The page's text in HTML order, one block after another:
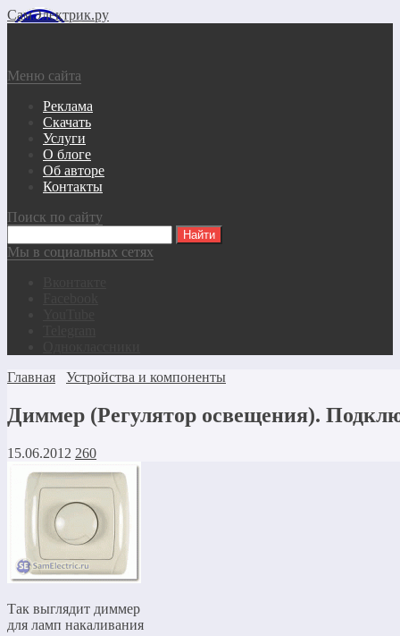
СамЭлектрик.ру
Меню сайта
Реклама
Скачать
Услуги
О блоге
Об авторе
Контакты
Поиск по сайту
Мы в социальных сетях
Главная
Устройства и компоненты
Диммер (Регулятор освещения).
15.06.2012 260
Так выглядит диммер
для ламп накаливания